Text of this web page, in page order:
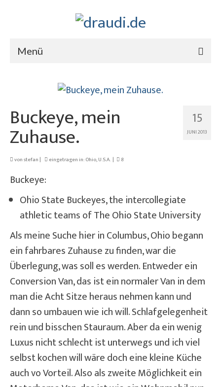
Menü
15
JUNI 2013
Buckeye, mein
Zuhause.
vonstefan | eingetragen in:Ohio,U.S.A. | 8
Buckeye:
Ohio State Buckeyes, the intercollegiate
athletic teams of The Ohio State University
Als meine Suche hier in Columbus, Ohio begann
ein fahrbares Zuhause zu finden, war die
Überlegung, was soll es werden. Entweder ein
Conversion Van, das ist ein normaler Van in dem
man die Acht Sitze heraus nehmen kann und
dann so umbauen wie ich will. Schlafgelegenheit
rein und bisschen Stauraum. Aber da ein wenig
Luxus nicht schlecht ist unterwegs und ich viel
selbst kochen will wäre doch eine kleine Küche
auch vo Vorteil. Also als zweite Möglichkeit ein